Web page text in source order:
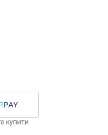
купити